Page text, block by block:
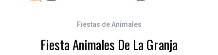
Fiestas de Animales
Fiesta Animales De La Granja